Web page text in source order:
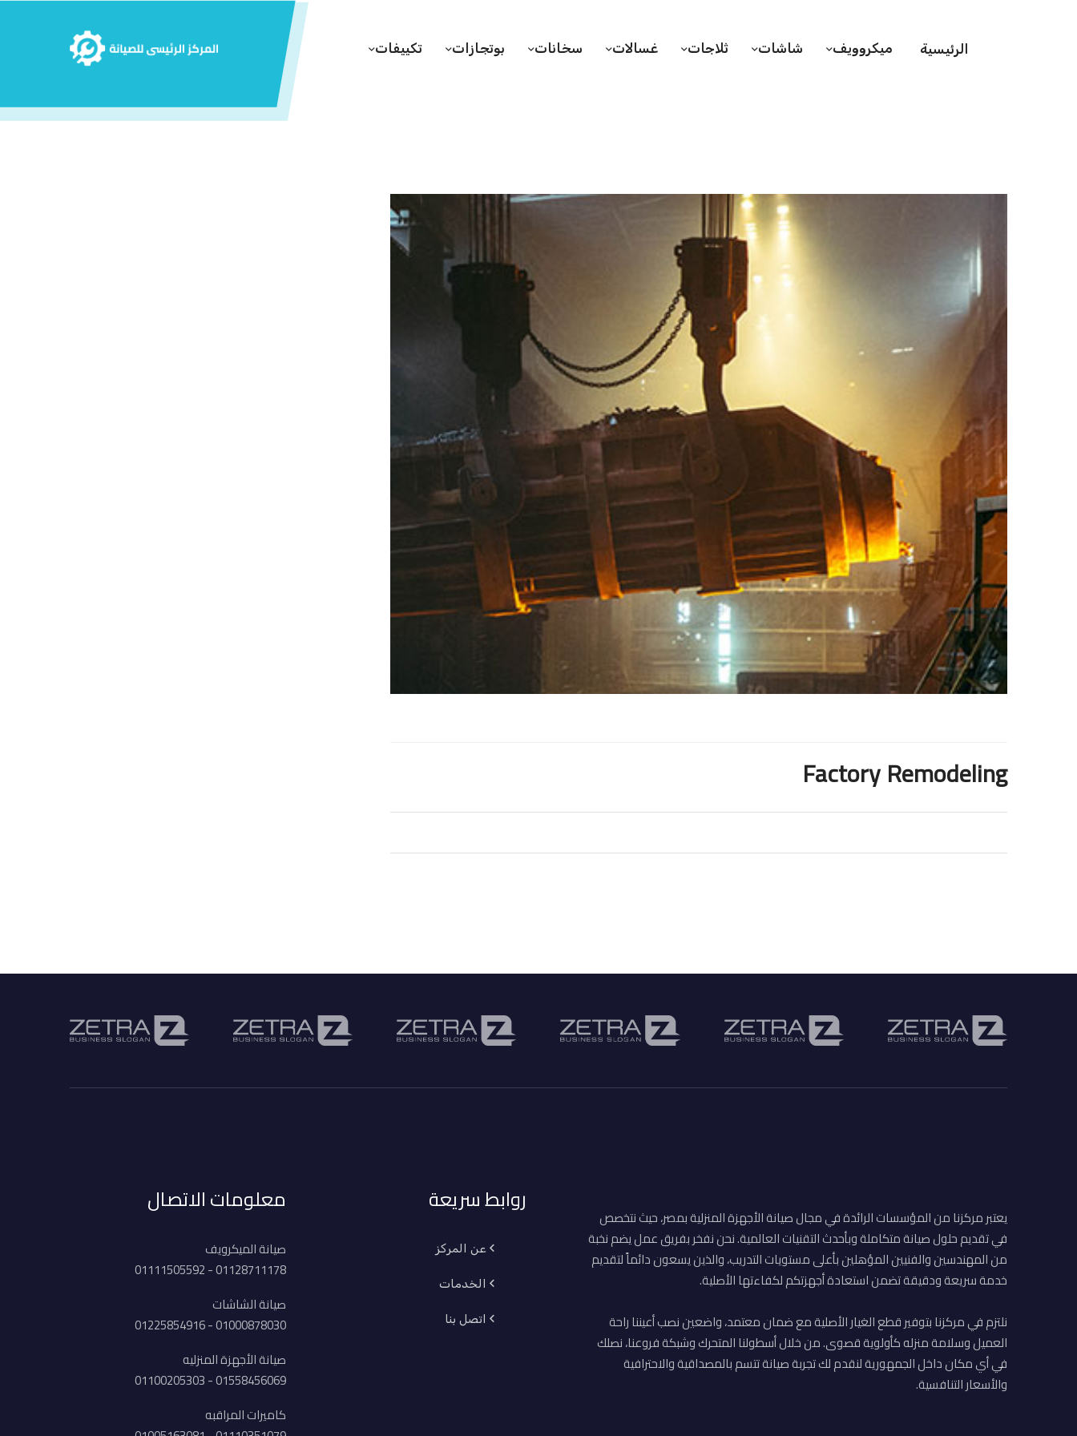
الرئيسية ميكروويف شاشات ثلاجات غسالات سخانات بوتجازات تكييفات
Factory Remodeling
يعتبر مركزنا من المؤسسات الرائدة في مجال صيانة الأجهزة المنزلية بمصر، حيث نتخصص
في تقديم حلول صيانة متكاملة وبأحدث التقنيات العالمية. نحن نفخر بفريق عمل يضم نخبة
من المهندسين والفنيين المؤهلين بأعلى مستويات التدريب، والذين يسعون دائماً لتقديم
خدمة سريعة ودقيقة تضمن استعادة أجهزتكم لكفاءتها الأصلية.
نلتزم في مركزنا بتوفير قطع الغيار الأصلية مع ضمان معتمد، واضعين نصب أعيننا راحة
العميل وسلامة منزله كأولوية قصوى. من خلال أسطولنا المتحرك وشبكة فروعنا، نصلك
في أي مكان داخل الجمهورية لنقدم لك تجربة صيانة تتسم بالمصداقية والاحترافية
والأسعار التنافسية.
روابط سريعة
عن المركز
الخدمات
اتصل بنا
معلومات الاتصال
صيانة الميكرويف
01128711178 - 01111505592
صيانة الشاشات
01000878030 - 01225854916
صيانة الأجهزة المنزليه
01558456069 - 01100205303
كاميرات المراقبه